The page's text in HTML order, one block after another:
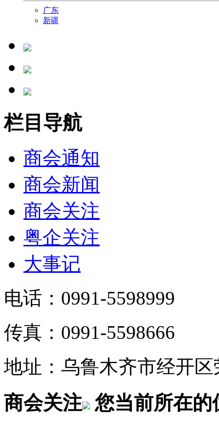
广东
新疆
栏目导航
商会通知
商会新闻
商会关注
粤企关注
大事记
电话：0991-5598999
传真：0991-5598666
地址：乌鲁木齐市经开
商会关注 您当前所在的